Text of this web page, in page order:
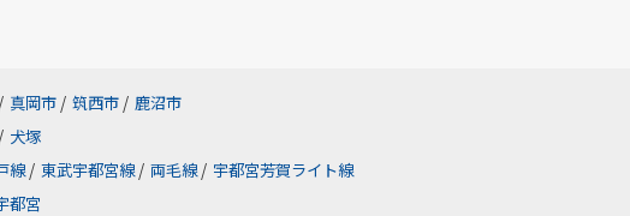
/ 真岡市 / 筑西市 / 鹿沼市
/ 犬塚
線 / 東武宇都宮線 / 両毛線 / 宇都宮芳賀ライト線
都宮